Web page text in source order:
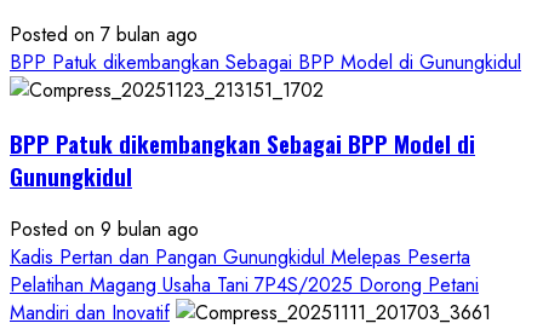
Posted on 7 bulan ago
BPP Patuk dikembangkan Sebagai BPP Model di Gunungkidul
BPP Patuk dikembangkan Sebagai BPP Model di
Gunungkidul
Posted on 9 bulan ago
Kadis Pertan dan Pangan Gunungkidul Melepas Peserta
Pelatihan Magang Usaha Tani 7P4S/2025 Dorong Petani
Mandiri dan Inovatif